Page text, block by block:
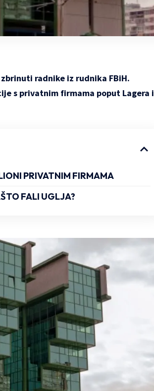
radnike iz rudnika FBiH.
s privatnim firmama poput Lagera i
PRIVATNIM FIRMAMA
FALI UGLJA?